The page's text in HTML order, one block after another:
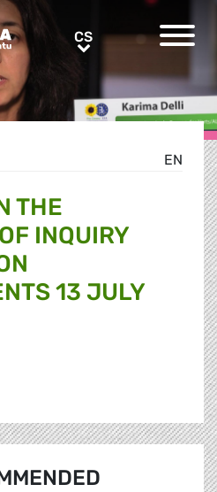
CSCS
EN
THE
INQUIRY
13 JULY